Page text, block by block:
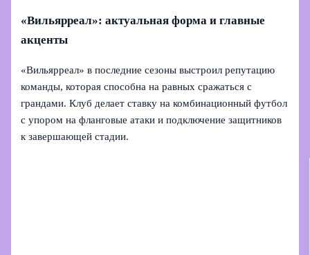
«Вильярреал»: актуальная форма и главные
акценты
«Вильярреал» в последние сезоны выстроил репутацию
команды, которая способна на равных сражаться с
грандами. Клуб делает ставку на комбинационный футбол
с упором на фланговые атаки и подключение защитников
к завершающей стадии.